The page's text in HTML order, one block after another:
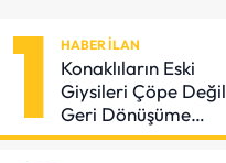
1 HABER İLAN
Konaklıların Eski
Giysileri Çöpe Değil
Geri Dönüşüme
Gidiyor